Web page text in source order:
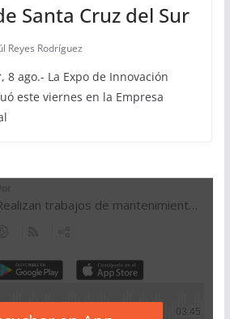
Santa Cruz del Sur
Reyes Rodríguez
8 ago.- La Expo de Innovación
este viernes en la Empresa